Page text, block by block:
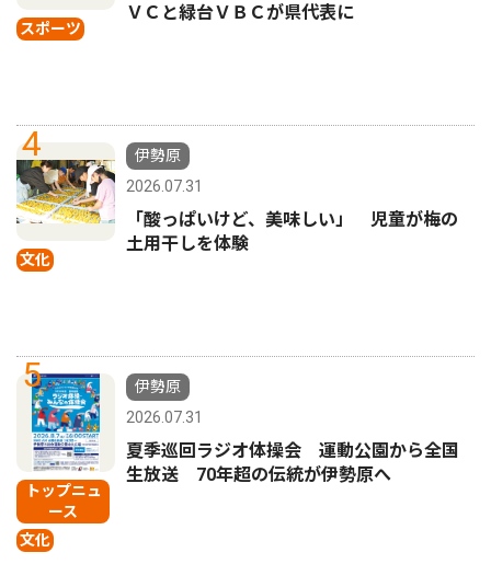
スポーツ
ＶＣと緑台ＶＢＣが県代表に
4
文化
伊勢原
2026.07.31
「酸っぱいけど、美味しい」 児童が梅の
土用干しを体験
5
トップニュ
ース
文化
伊勢原
2026.07.31
夏季巡回ラジオ体操会 運動公園から全国
生放送 70年超の伝統が伊勢原へ